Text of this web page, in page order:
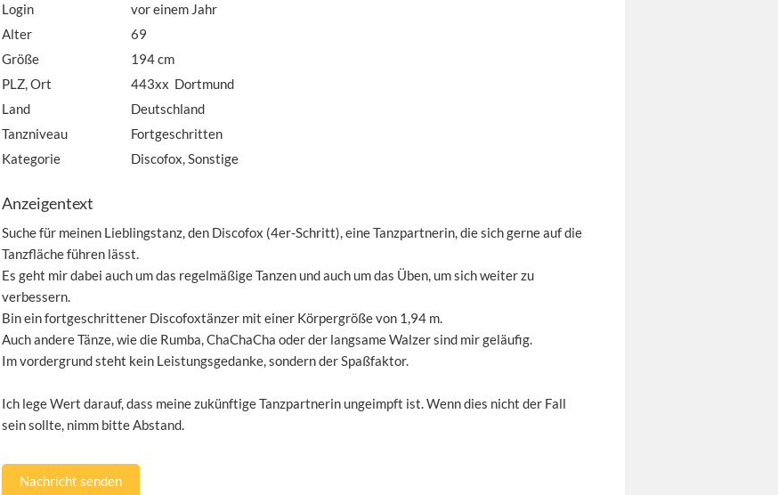
Login
vor einem Jahr
Alter
69
Größe
194 cm
PLZ, Ort
443xx Dortmund
Land
Deutschland
Tanzniveau
Fortgeschritten
Kategorie
Discofox, Sonstige
Anzeigentext
Suche für meinen Lieblingstanz, den Discofox (4er-Schritt), eine Tanzpartnerin, die sich gerne auf die
Tanzfläche führen lässt.
Es geht mir dabei auch um das regelmäßige Tanzen und auch um das Üben, um sich weiter zu
verbessern.
Bin ein fortgeschrittener Discofoxtänzer mit einer Körpergröße von 1,94 m.
Auch andere Tänze, wie die Rumba, ChaChaCha oder der langsame Walzer sind mir geläufig.
Im vordergrund steht kein Leistungsgedanke, sondern der Spaßfaktor.
Ich lege Wert darauf, dass meine zukünftige Tanzpartnerin ungeimpft ist. Wenn dies nicht der Fall
sein sollte, nimm bitte Abstand.
Nachricht senden